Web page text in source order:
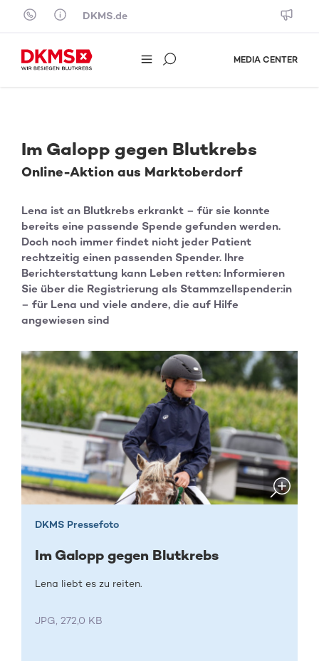
Skip to content
DKMS.de
MEDIA CENTER
Im Galopp gegen Blutkrebs
Online-Aktion aus Marktoberdorf
Lena ist an Blutkrebs erkrankt – für sie konnte
bereits eine passende Spende gefunden werden.
Doch noch immer findet nicht jeder Patient
rechtzeitig einen passenden Spender. Ihre
Berichterstattung kann Leben retten: Informieren
Sie über die Registrierung als Stammzellspender:in
– für Lena und viele andere, die auf Hilfe
angewiesen sind
DKMS Pressefoto
Im Galopp gegen Blutkrebs
Lena liebt es zu reiten.
JPG, 272,0 KB